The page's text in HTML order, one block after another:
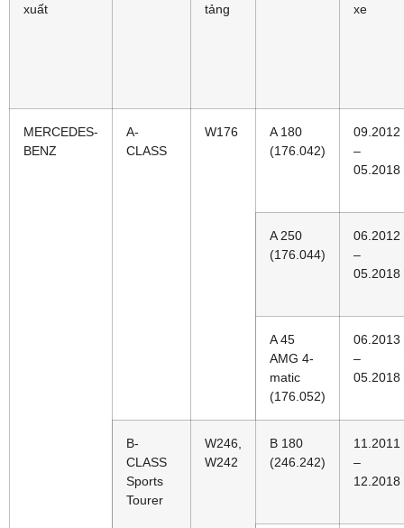
xuất
tảng
xe
MERCEDES-
BENZ
A-
CLASS
W176
A 180
(176.042)
09.2012
–
05.2018
A 250
(176.044)
06.2012
–
05.2018
A 45
AMG 4-
matic
(176.052)
06.2013
–
05.2018
B-
CLASS
Sports
Tourer
W246,
W242
B 180
(246.242)
11.2011
–
12.2018